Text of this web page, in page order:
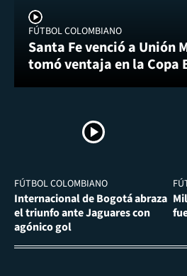
FÚTBOL COLOMBIANO
Santa Fe venció a Unión
tomó ventaja en la Copa
FÚTBOL COLOMBIANO
Internacional de Bogotá abraza
el triunfo ante Jaguares con
agónico gol